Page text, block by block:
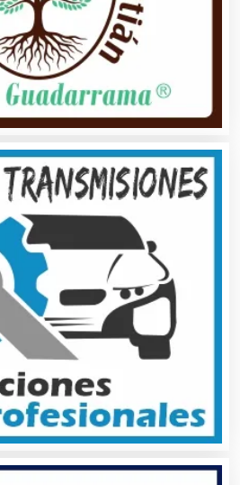
Civiles
Iluminación
y Usados